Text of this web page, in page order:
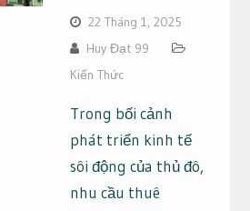
22 Tháng 1, 2025
Huy Đạt 99
Kiến Thức
Trong bối cảnh
phát triển kinh tế
sôi động của thủ đô,
nhu cầu thuê